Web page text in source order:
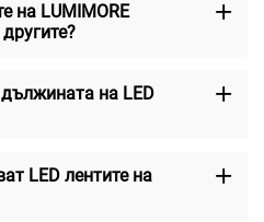
на LUMIMORE
на LED
LED лентите на